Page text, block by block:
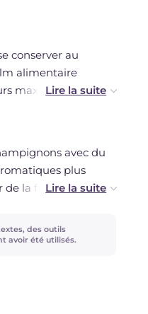
conserver au
alimentaire
maximum.
seulement
frais et non
avec du
plus
de la fraîcheur au
des outils
avoir été utilisés.